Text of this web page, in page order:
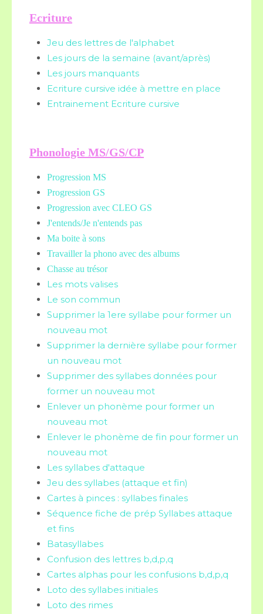
Ecriture
Jeu des lettres de l'alphabet
Les jours de la semaine (avant/après)
Les jours manquants
Ecriture cursive idée à mettre en place
Entrainement Ecriture cursive
Phonologie MS/GS/CP
Progression MS
Progression GS
Progression avec CLEO GS
J'entends/Je n'entends pas
Ma boite à sons
Travailler la phono avec des albums
Chasse au trésor
Les mots valises
Le son commun
Supprimer la 1ere syllabe pour former un
nouveau mot
Supprimer la dernière syllabe pour former
un nouveau mot
Supprimer des syllabes données pour
former un nouveau mot
Enlever un phonème pour former un
nouveau mot
Enlever le phonème de fin pour former un
nouveau mot
Les syllabes d'attaque
Jeu des syllabes (attaque et fin)
Cartes à pinces : syllabes finales
Séquence fiche de prép Syllabes attaque
et fins
Batasyllabes
Confusion des lettres b,d,p,q
Cartes alphas pour les confusions b,d,p,q
Loto des syllabes initiales
Loto des rimes